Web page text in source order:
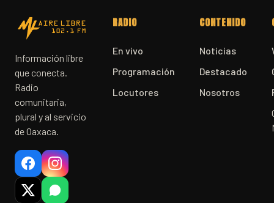
Información libre
que conecta.
Radio
comunitaria,
plural y al servicio
de Oaxaca.
RADIO
En vivo
Programación
Locutores
CONTENIDO
Noticias
Destacado
Nosotros